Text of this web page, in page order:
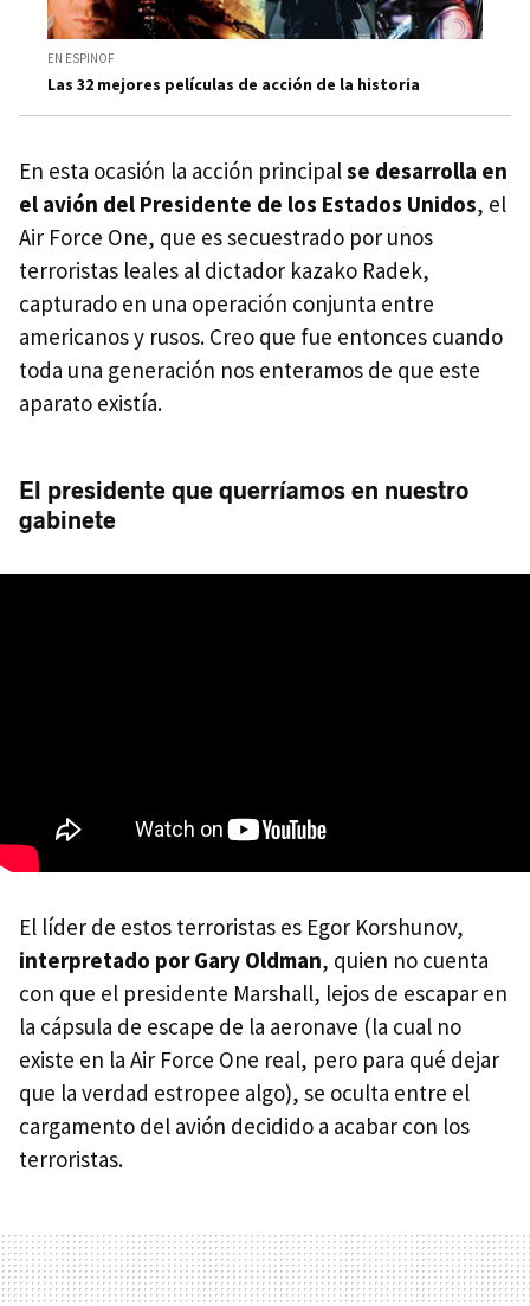
EN ESPINOF
Las 32 mejores películas de acción de la historia
En esta ocasión la acción principalse desarrolla en
el avión del Presidente de los Estados Unidos, el
Air Force One, que es secuestrado por unos
terroristas leales al dictador kazako Radek,
capturado en una operación conjunta entre
americanos y rusos. Creo que fue entonces cuando
toda una generación nos enteramos de que este
aparato existía.
El presidente que querríamos en nuestro
gabinete
El líder de estos terroristas es Egor Korshunov,
interpretado por Gary Oldman, quien no cuenta
con que el presidente Marshall, lejos de escapar en
la cápsula de escape de la aeronave (la cual no
existe en la Air Force One real, pero para qué dejar
que la verdad estropee algo), se oculta entre el
cargamento del avión decidido a acabar con los
terroristas.